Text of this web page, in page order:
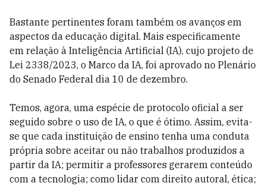
Bastante pertinentes foram também os avanços em
aspectos da educação digital. Mais especificamente
em relação à Inteligência Artificial (IA), cujo projeto de
Lei 2338/2023, o Marco da IA, foi aprovado no Plenário
do Senado Federal dia 10 de dezembro.
Temos, agora, uma espécie de protocolo oficial a ser
seguido sobre o uso de IA, o que é ótimo. Assim, evita-
se que cada instituição de ensino tenha uma conduta
própria sobre aceitar ou não trabalhos produzidos a
partir da IA; permitir a professores gerarem conteúdo
com a tecnologia; como lidar com direito autoral, ética;